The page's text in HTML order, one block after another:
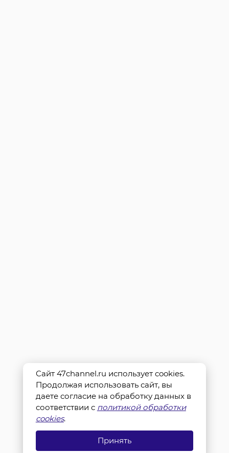
Сайт 47channel.ru использует cookies.
Продолжая использовать сайт, вы
даете согласие на обработку данных в
соответствии с политикой обработки
cookies.
Принять